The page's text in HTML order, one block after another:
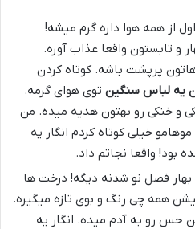
اول از همه هوا داره گرم میشه!
و تابستون واقعا عذاب آوره.
پرپشت باشه. کوتاه کردن
یه لباس سنگین توی هوای گرمه.
و خنکی رو بهتون هدیه میده. من
خیلی کوتاه کردم انگار یه
بود! واقعا نجاتم داد.
بهار فصل نو شدنه دیگه! درخت ها
همه چی رنگ و بوی تازه میگیره.
حس رو به آدم میده. انگار یه